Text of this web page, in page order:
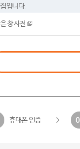
입니다.
창 사전
휴대폰 인증